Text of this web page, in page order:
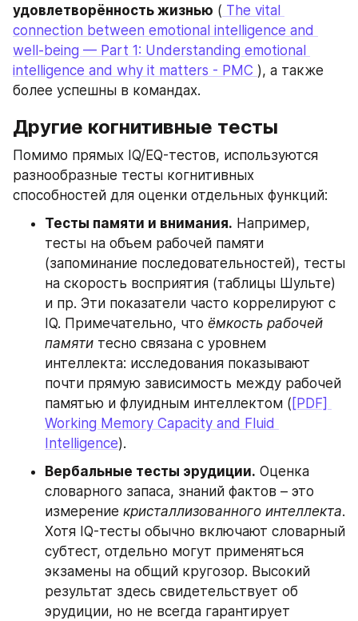
удовлетворённость жизнью ( The vital
connection between emotional intelligence and
well-being — Part 1: Understanding emotional
intelligence and why it matters - PMC ), а также
более успешны в командах.
Другие когнитивные тесты
Помимо прямых IQ/EQ-тестов, используются
разнообразные тесты когнитивных
способностей для оценки отдельных функций:
Тесты памяти и внимания. Например,
тесты на объем рабочей памяти
(запоминание последовательностей), тесты
на скорость восприятия (таблицы Шульте)
и пр. Эти показатели часто коррелируют с
IQ. Примечательно, что ёмкость рабочей
памяти тесно связана с уровнем
интеллекта: исследования показывают
почти прямую зависимость между рабочей
памятью и флуидным интеллектом ( [PDF]
Working Memory Capacity and Fluid
Intelligence).
Вербальные тесты эрудиции. Оценка
словарного запаса, знаний фактов – это
измерение кристаллизованного интеллекта.
Хотя IQ-тесты обычно включают словарный
субтест, отдельно могут применяться
экзамены на общий кругозор. Высокий
результат здесь свидетельствует об
эрудиции, но не всегда гарантирует